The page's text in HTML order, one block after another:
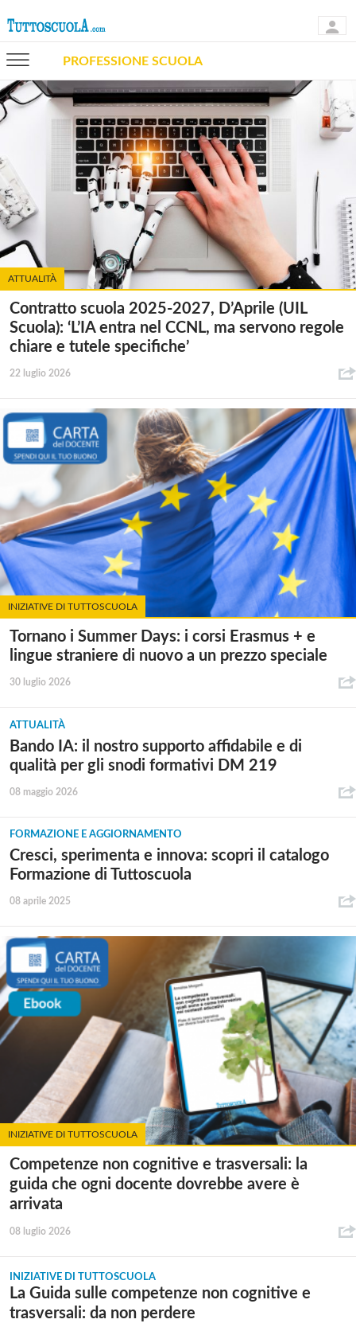
PROFESSIONE SCUOLA
ATTUALITÀ
Contratto scuola 2025-2027, D’Aprile (UIL
Scuola): ‘L’IA entra nel CCNL, ma servono regole
chiare e tutele specifiche’
22 luglio 2026
INIZIATIVE DI TUTTOSCUOLA
Tornano i Summer Days: i corsi Erasmus + e
lingue straniere di nuovo a un prezzo speciale
30 luglio 2026
ATTUALITÀ
Bando IA: il nostro supporto affidabile e di
qualità per gli snodi formativi DM 219
08 maggio 2026
FORMAZIONE E AGGIORNAMENTO
Cresci, sperimenta e innova: scopri il catalogo
Formazione di Tuttoscuola
08 aprile 2025
INIZIATIVE DI TUTTOSCUOLA
Competenze non cognitive e trasversali: la
guida che ogni docente dovrebbe avere è
arrivata
08 luglio 2026
INIZIATIVE DI TUTTOSCUOLA
La Guida sulle competenze non cognitive e
trasversali: da non perdere